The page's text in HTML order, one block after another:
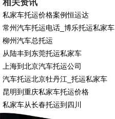
相关资讯
私家车托运价格案例恒运达
常州汽车托运电话_博乐托运私家车
柳州汽车总托运
从陆丰到东莞托运私家车
上海到北京汽车托运公司
汽车托运北京牡丹江_托运私家车
昆明到重庆私家车托运价格
私家车从长春托运到四川